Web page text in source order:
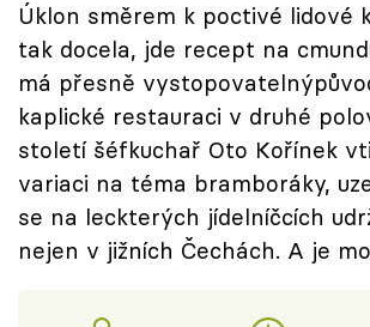
Přihlášení
Sledujte nás
Úklon směrem k poctivé lidové
tak docela, jde recept na
má přesně
kaplické restauraci v druhé
století šéfkuchař Oto Kořínek
variaci na téma bramboráky,
se na leckterých jídelníčcích
nejen v jižních Čechách. A je